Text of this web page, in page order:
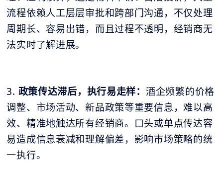
流程依赖人工层层审批和跨部门沟通，不仅处理
周期长、容易出错，而且过程不透明，经销商无
法实时了解进展。
3. 政策传达滞后，执行易走样： 酒企频繁的价格
调整、市场活动、新品政策等重要信息，难以高
效、精准地触达所有经销商。口头或单点传达容
易造成信息衰减和理解偏差，影响市场策略的统
一执行。